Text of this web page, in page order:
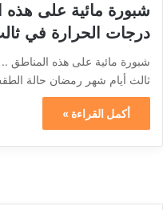
شبورة مائية على هذه
درجات الحرارة في
شبورة مائية على هذه المناطق
ثالث أيام شهر رمضان حالة الطقس
أكمل القراءة »